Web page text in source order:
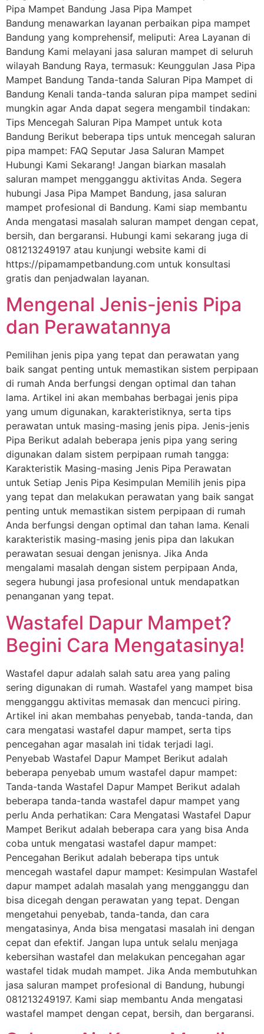
Pipa Mampet Bandung Jasa Pipa Mampet
Bandung menawarkan layanan perbaikan pipa mampet
Bandung yang komprehensif, meliputi: Area Layanan di
Bandung Kami melayani jasa saluran mampet di seluruh
wilayah Bandung Raya, termasuk: Keunggulan Jasa Pipa
Mampet Bandung Tanda-tanda Saluran Pipa Mampet di
Bandung Kenali tanda-tanda saluran pipa mampet sedini
mungkin agar Anda dapat segera mengambil tindakan:
Tips Mencegah Saluran Pipa Mampet untuk kota
Bandung Berikut beberapa tips untuk mencegah saluran
pipa mampet: FAQ Seputar Jasa Saluran Mampet
Hubungi Kami Sekarang! Jangan biarkan masalah
saluran mampet mengganggu aktivitas Anda. Segera
hubungi Jasa Pipa Mampet Bandung, jasa saluran
mampet profesional di Bandung. Kami siap membantu
Anda mengatasi masalah saluran mampet dengan cepat,
bersih, dan bergaransi. Hubungi kami sekarang juga di
081213249197 atau kunjungi website kami di
https://pipamampetbandung.com untuk konsultasi
gratis dan penjadwalan layanan.
Mengenal Jenis-jenis Pipa
dan Perawatannya
Pemilihan jenis pipa yang tepat dan perawatan yang
baik sangat penting untuk memastikan sistem perpipaan
di rumah Anda berfungsi dengan optimal dan tahan
lama. Artikel ini akan membahas berbagai jenis pipa
yang umum digunakan, karakteristiknya, serta tips
perawatan untuk masing-masing jenis pipa. Jenis-jenis
Pipa Berikut adalah beberapa jenis pipa yang sering
digunakan dalam sistem perpipaan rumah tangga:
Karakteristik Masing-masing Jenis Pipa Perawatan
untuk Setiap Jenis Pipa Kesimpulan Memilih jenis pipa
yang tepat dan melakukan perawatan yang baik sangat
penting untuk memastikan sistem perpipaan di rumah
Anda berfungsi dengan optimal dan tahan lama. Kenali
karakteristik masing-masing jenis pipa dan lakukan
perawatan sesuai dengan jenisnya. Jika Anda
mengalami masalah dengan sistem perpipaan Anda,
segera hubungi jasa profesional untuk mendapatkan
penanganan yang tepat.
Wastafel Dapur Mampet?
Begini Cara Mengatasinya!
Wastafel dapur adalah salah satu area yang paling
sering digunakan di rumah. Wastafel yang mampet bisa
mengganggu aktivitas memasak dan mencuci piring.
Artikel ini akan membahas penyebab, tanda-tanda, dan
cara mengatasi wastafel dapur mampet, serta tips
pencegahan agar masalah ini tidak terjadi lagi.
Penyebab Wastafel Dapur Mampet Berikut adalah
beberapa penyebab umum wastafel dapur mampet:
Tanda-tanda Wastafel Dapur Mampet Berikut adalah
beberapa tanda-tanda wastafel dapur mampet yang
perlu Anda perhatikan: Cara Mengatasi Wastafel Dapur
Mampet Berikut adalah beberapa cara yang bisa Anda
coba untuk mengatasi wastafel dapur mampet:
Pencegahan Berikut adalah beberapa tips untuk
mencegah wastafel dapur mampet: Kesimpulan Wastafel
dapur mampet adalah masalah yang mengganggu dan
bisa dicegah dengan perawatan yang tepat. Dengan
mengetahui penyebab, tanda-tanda, dan cara
mengatasinya, Anda bisa mengatasi masalah ini dengan
cepat dan efektif. Jangan lupa untuk selalu menjaga
kebersihan wastafel dan melakukan pencegahan agar
wastafel tidak mudah mampet. Jika Anda membutuhkan
jasa saluran mampet profesional di Bandung, hubungi
081213249197. Kami siap membantu Anda mengatasi
wastafel mampet dengan cepat, bersih, dan bergaransi.